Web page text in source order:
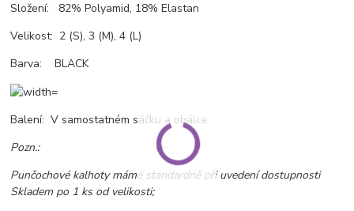
Složení: 82% Polyamid, 18% Elastan
Velikost: 2 (S), 3 (M), 4 (L)
Barva: BLACK
Balení: V samostatném sáčku a obálce
Pozn.:
Punčochové kalhoty máme standardně při uvedení dostupnosti
Skladem po 1 ks od velikosti;